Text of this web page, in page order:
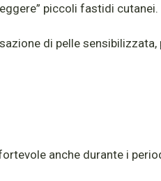
piccoli fastidi cutanei.
di pelle sensibilizzata,
anche durante i